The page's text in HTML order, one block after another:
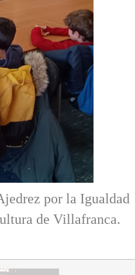
por la Igualdad
de Villafranca.